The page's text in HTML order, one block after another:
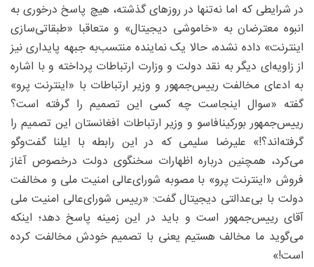
در شرایطی که اما نه‌تنها در روزهای گذشته، هیچ پاسخ درخوری به
انبوه معترضان به «خاموشی دیجیتال» و متعاقبا «طبقاتی‌سازی
اینترنت» داده نشده، حالا یک نماینده منتسب‌به جبهه پایداری نیز
از زاویه‌ای دیگر به نقد دولت و وزارت ارتباطات پرداخته و با اشاره
به ادعای مخالفت رییس‌جمهور و وزیر ارتباطات با «اینترنت پرو»
گفته «سوال اینجاست چه کسی این تصمیم را گرفته است؟
رییس‌جمهور بورکینافاسو و وزیر ارتباطات افغانستان این تصمیم را
گرفته‌اند؟!» علیرضا سلیمی که در این رابطه با ایلنا گفت‌وگو
می‌کرد، همچنین درباره اظهارات سخنگوی دولت درخصوص آغاز
فروش «اینترنت پرو» با مصوبه شورای‌عالی امنیت ملی و مخالفت
دولت با بی‌عدالتی دیجیتال گفت: «رییس شورای‌عالی امنیت ملی
آقای رییس‌جمهور است و باید در این زمینه پاسخ دهد؛ اینکه
می‌گوید ما مخالف هستیم یعنی با تصمیم خودش مخالفت کرده
است!»